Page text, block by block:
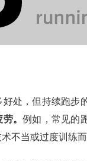
处，但持续跑步
劳。例如，常见的
不当或过度训练而